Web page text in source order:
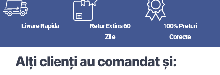
Livrare Rapida
Retur Extins 60
Zile
100% Preturi
Corecte
Alți clienți au comandat și: